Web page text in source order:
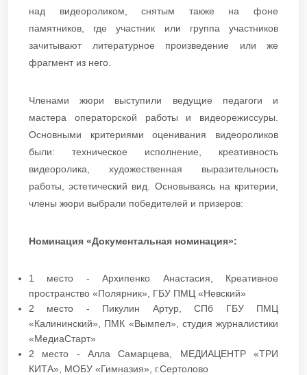
над видеороликом, снятым также на фоне
памятников, где участник или группа участников
зачитывают литературное произведение или же
фрагмент из него.
Членами жюри выступили ведущие педагоги и
мастера операторской работы и видеорежиссуры.
Основными критериями оценивания видеороликов
были: техническое исполнение, креативность
видеоролика, художественная выразительность
работы, эстетический вид. Основываясь на критерии,
члены жюри выбрали победителей и призеров:
Номинация «Документальная номинация»:
1 место - Архипенко Анастасия, Креативное
пространство «Полярник», ГБУ ПМЦ «Невский»
2 место - Пикулин Артур, СПб ГБУ ПМЦ
«Калининский», ПМК «Вымпел», студия журналистики
«МедиаСтарт»
2 место - Алла Самарцева, МЕДИАЦЕНТР «ТРИ
КИТА», МОБУ «Гимназия», г.Сертолово